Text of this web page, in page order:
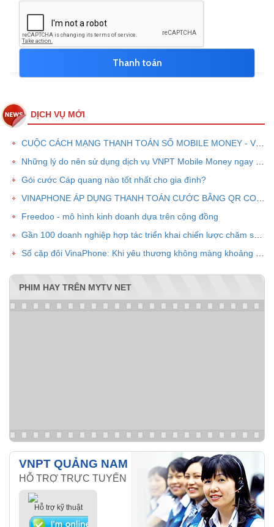
DỊCH VỤ MỚI
Gói cước Cáp quang nào tốt nhất cho gia đình?
Freedoo - mô hình kinh doanh dựa trên cộng đồng
PHIM HAY TRÊN MYTV NET
VNPT QUẢNG NAM
HỖ TRỢ TRỰC TUYẾN
Hỗ trợ kỹ thuật